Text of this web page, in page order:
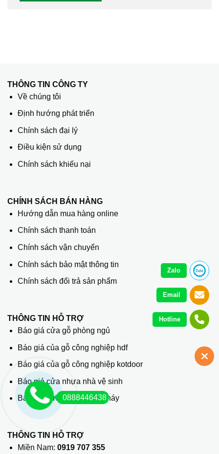
THÔNG TIN CÔNG TY
Về chúng tôi
Định hướng phát triển
Chính sách đại lý
Điều kiện sử dụng
Chính sách khiếu nại
CHÍNH SÁCH BÁN HÀNG
Hướng dẫn mua hàng online
Chính sách thanh toán
Chính sách vận chuyển
Chính sách bảo mật thông tin
Chính sách đổi trả sản phẩm
THÔNG TIN HỖ TRỢ
Báo giá cửa gỗ phòng ngủ
Báo giá của gỗ công nghiệp hdf
Báo giá của gỗ công nghiệp kotdoor
Báo giá cửa nhựa nhà vệ sinh
Báo giá cửa thép chống cháy
THÔNG TIN HỖ TRỢ
Miền Nam: 0919 707 355
0888446438
Zalo
Email
Hotline